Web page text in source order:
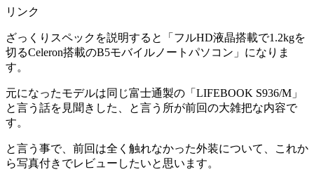
リンク
ざっくりスペックを説明すると「フルHD液晶搭載で1.2kgを
切るCeleron搭載のB5モバイルノートパソコン」になりま
す。
元になったモデルは同じ富士通製の「LIFEBOOK S936/M」
と言う話を見聞きした、と言う所が前回の大雑把な内容で
す。
と言う事で、前回は全く触れなかった外装について、これか
ら写真付きでレビューしたいと思います。